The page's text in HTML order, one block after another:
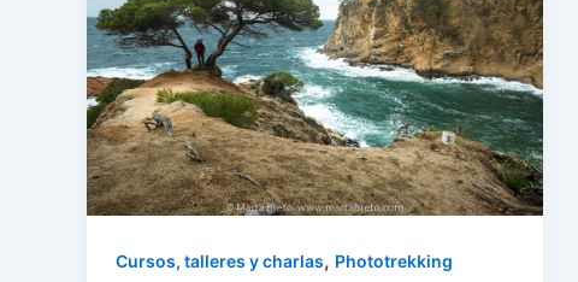
Cursos, talleres y charlas, Phototrekking